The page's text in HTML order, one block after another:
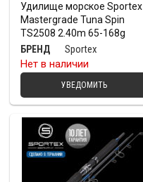
Удилище морское Sportex
Mastergrade Tuna Spin
TS2508 2.40m 65-168g
БРЕНД
Sportex
Нет в наличии
УВЕДОМИТЬ